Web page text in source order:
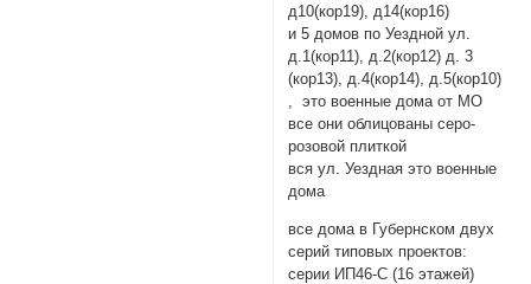
д10(кор19), д14(кор16)
и 5 домов по Уездной ул.
д.1(кор11), д.2(кор12) д. 3
(кор13), д.4(кор14), д.5(кор10)
, это военные дома от МО
все они облицованы серо-
розовой плиткой
вся ул. Уездная это военные
дома
все дома в Губернском двух
серий типовых проектов:
серии ИП46-С (16 этажей)